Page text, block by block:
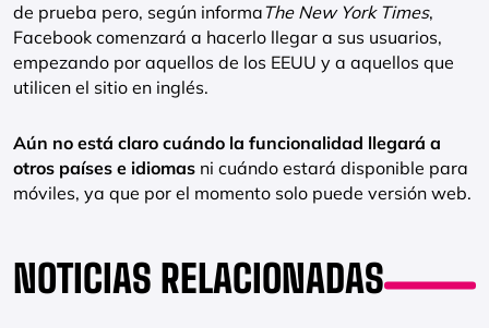
de prueba pero, según informaThe New York Times,
Facebook comenzará a hacerlo llegar a sus usuarios,
empezando por aquellos de los EEUU y a aquellos que
utilicen el sitio en inglés.
Aún no está claro cuándo la funcionalidad llegará a
otros países e idiomas ni cuándo estará disponible para
móviles, ya que por el momento solo puede versión web.
NOTICIAS RELACIONADAS